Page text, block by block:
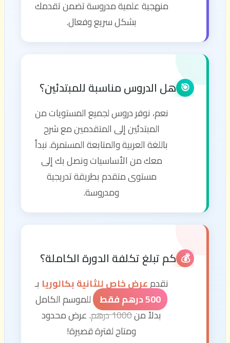
منهجية علمية مدروسة تضمن تقدمك
بشكل سريع وفعال.
🎯 هل الدروس مناسبة للمبتدئين؟
نعم، نوفر دروس لجميع المستويات من
المبتدئين إلى المتقدمين مع شرح
باللغة العربية والمتابعة المستمرة. نبدأ
معك من الأساسيات ونصل بك إلى
مستوى متقدم بطريقة تدريجية
ومدروسة.
💰 كم تبلغ تكلفة الدورة الكاملة؟
نقدمعرض خاص للثانية بكالوريا بـ
500 درهم فقط
للموسم الكامل
بدلاً من1000 درهم
. عرض محدود
ومتاح لفترة قصيرة!